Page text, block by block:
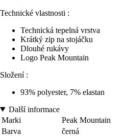
Technické vlastnosti :
Technická tepelná vrstva
Krátký zip na stojáčku
Dlouhé rukávy
Logo Peak Mountain
Složení :
93% polyester, 7% elastan
Další informace
Marki
Peak Mountain
Barva
černá